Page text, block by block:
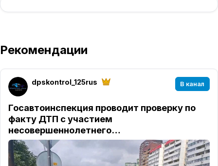
Рекомендации
dpskontrol_125rus В канал
Госавтоинспекция проводит проверку по
факту ДТП с участием
несовершеннолетнего…